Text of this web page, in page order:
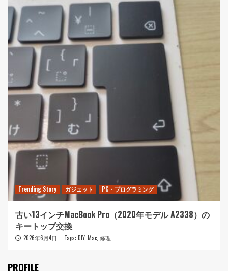
Trending Story ガジェット PC・プログラミング
古い13インチMacBook Pro（2020年モデル A2338）の
キートップ交換
2026年6月4日 Tags: DIY, Mac 修理
PROFILE